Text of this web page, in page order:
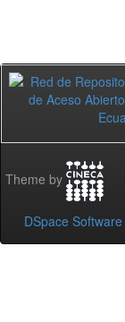
Theme by
DSpace Software